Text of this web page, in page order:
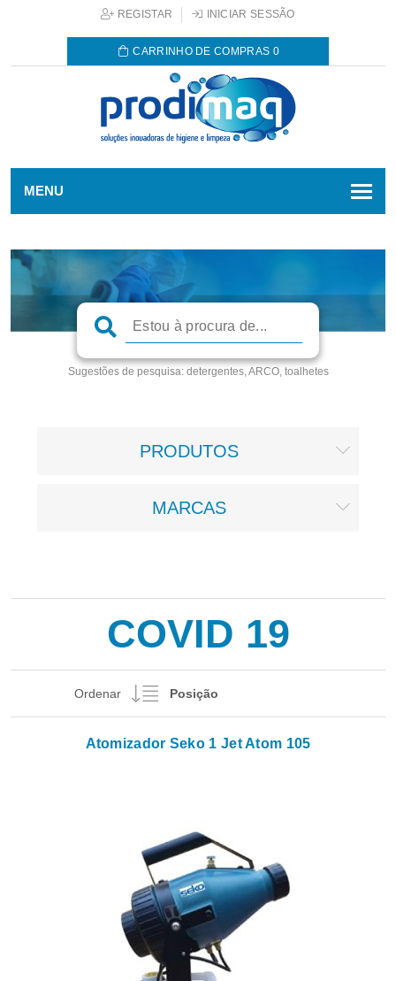
REGISTAR INICIAR SESSÃO
CARRINHO DE COMPRAS 0
MENU
Sugestões de pesquisa:detergentes, ARCO, toalhetes
PRODUTOS
MARCAS
COVID 19
Ordenar
Atomizador Seko 1 Jet Atom 105